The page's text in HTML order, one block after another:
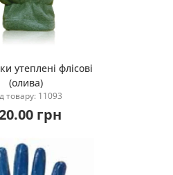
Купити
утеплені флісові
(олива)
товару: 11093
грн